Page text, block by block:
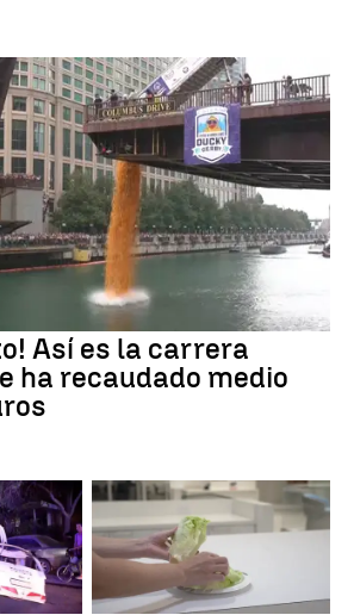
Así es la carrera
ha recaudado medio